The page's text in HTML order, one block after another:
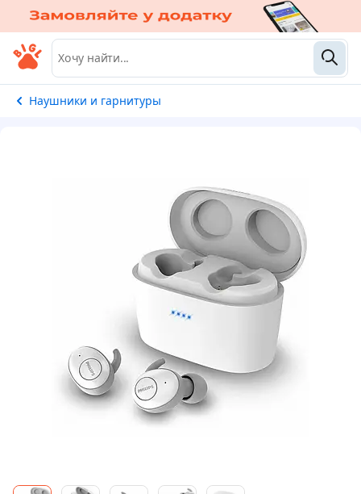
Наушники и гарнитуры